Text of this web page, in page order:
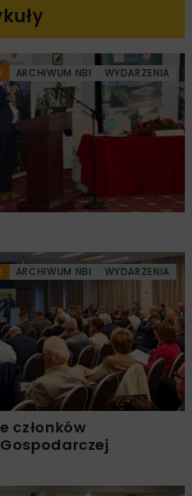
ARCHIWUM NBI WYDARZENIA
ARCHIWUM NBI WYDARZENIA
członków